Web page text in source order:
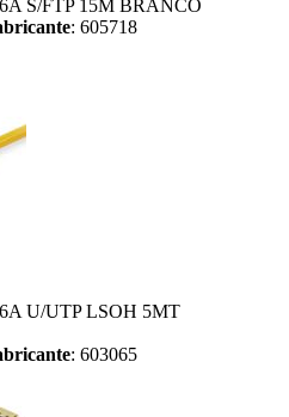
S/FTP 15M BRANCO
: 605718
U/UTP LSOH 5MT
: 603065